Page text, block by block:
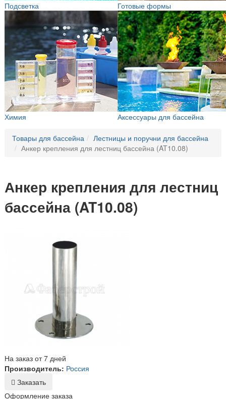
Подсветка Готовые формы
Химия Аксессуары для бассейна
Товары для бассейна
Лестницы и поручни для бассейна
Анкер крепления для лестниц бассейна (AT10.08)
Анкер крепления для лестниц
бассейна (AT10.08)
На заказ от 7 дней
Производитель: Россия
Заказать
Оформление заказа